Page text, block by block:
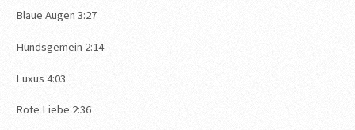
Blaue Augen 3:27
Hundsgemein 2:14
Luxus 4:03
Rote Liebe 2:36